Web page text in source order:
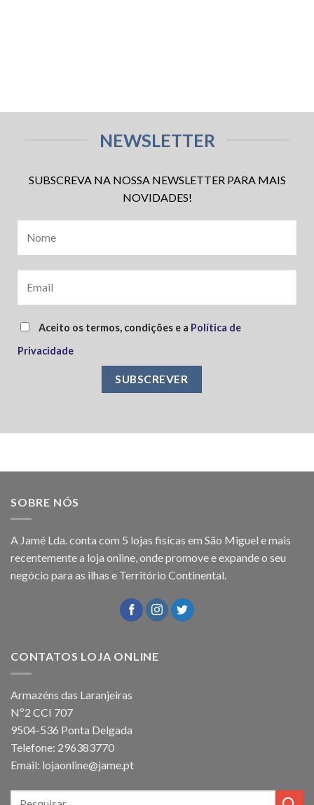
NEWSLETTER
SUBSCREVA NA NOSSA NEWSLETTER PARA MAIS
NOVIDADES!
Aceito os termos, condições e a Política de
Privacidade
SOBRE NÓS
A Jamé Lda. conta com 5 lojas fisícas em São Miguel e mais
recentemente a loja online, onde promove e expande o seu
negócio para as ilhas e Território Continental.
CONTATOS LOJA ONLINE
Armazéns das Laranjeiras
Nº2 CCI 707
9504-536 Ponta Delgada
Telefone: 296383770
Email: lojaonline@jame.pt